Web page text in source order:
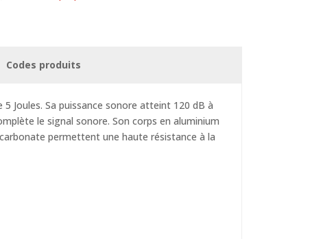
Codes produits
5 Joules. Sa puissance sonore atteint 120 dB à
le signal sonore. Son corps en aluminium
permettent une haute résistance à la